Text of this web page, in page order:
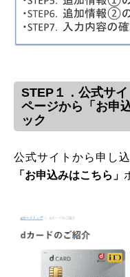
STEP１．公式サ
ページから「お申
ック
公式サイトから申し
「お申込みはこちら」